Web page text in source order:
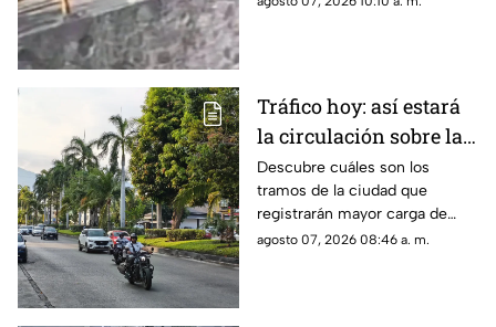
Tráfico hoy: así estará
la circulación sobre las
avenidas de Acapulco
Descubre cuáles son los
tramos de la ciudad que
registrarán mayor carga de
vehículos y las zonas donde el
agosto 07, 2026 08:46 a. m.